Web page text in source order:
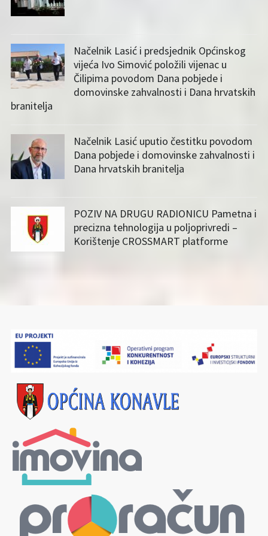
Načelnik Lasić i predsjednik Općinskog
vijeća Ivo Simović položili vijenac u
Čilipima povodom Dana pobjede i
domovinske zahvalnosti i Dana hrvatskih
branitelja
Načelnik Lasić uputio čestitku povodom
Dana pobjede i domovinske zahvalnosti i
Dana hrvatskih branitelja
POZIV NA DRUGU RADIONICU Pametna i
precizna tehnologija u poljoprivredi –
Korištenje CROSSMART platforme